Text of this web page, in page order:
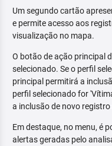
Um segundo cartão
e permite acesso aos
visualização no mapa.
O botão de ação principal
selecionado. Se o perfil
principal permitirá a
perfil selecionado for
a inclusão de novo registro
Em destaque, no menu, é
alertas geradas pelo